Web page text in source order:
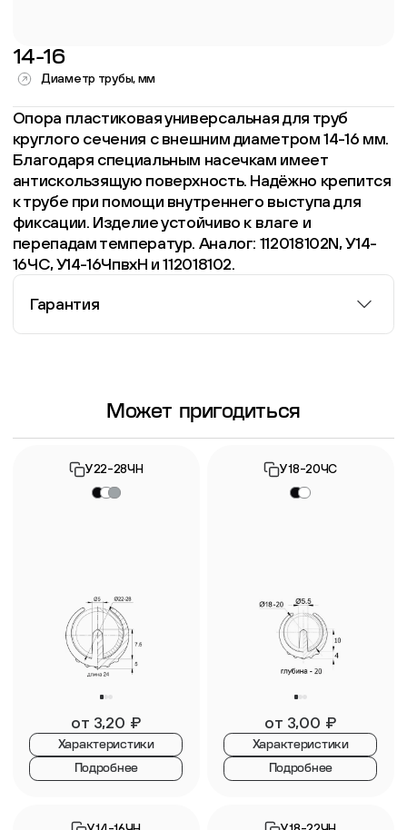
14-16
Диаметр трубы, мм
Опора пластиковая универсальная для труб
круглого сечения с внешним диаметром 14-16 мм.
Благодаря специальным насечкам имеет
антискользящую поверхность. Надёжно крепится
к трубе при помощи внутреннего выступа для
фиксации. Изделие устойчиво к влаге и
перепадам температур. Аналог: 112018102N, У14-
16ЧС, У14-16ЧпвхН и 112018102.
Гарантия
Информация о гарантии
Может пригодиться
У22-28ЧН
от 3,20 ₽
Характеристики
Подробнее
У18-20ЧС
от 3,00 ₽
Характеристики
Подробнее